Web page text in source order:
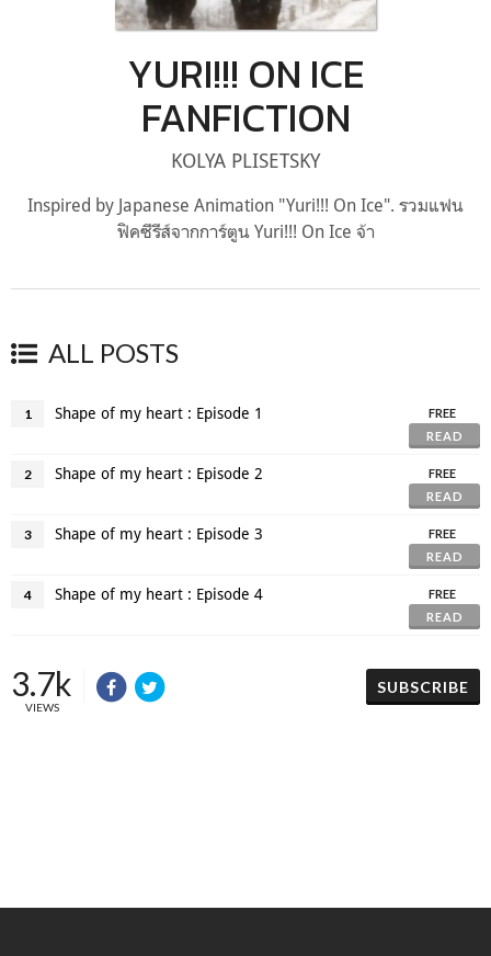
YURI!!! ON ICE
FANFICTION
KOLYA PLISETSKY
Inspired by Japanese Animation "Yuri!!! On Ice". รวมแฟน
ฟิคซีรีส์จากการ์ตูน Yuri!!! On Ice จ้า
ALL POSTS
1 Shape of my heart : Episode 1
FREE
READ
2 Shape of my heart : Episode 2
FREE
READ
3 Shape of my heart : Episode 3
FREE
READ
4 Shape of my heart : Episode 4
FREE
READ
3.7k
VIEWS
SUBSCRIBE